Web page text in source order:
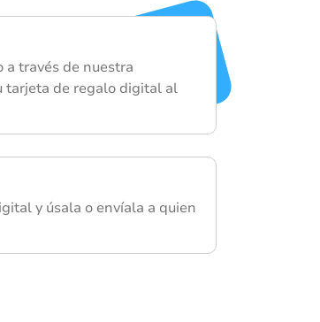
a través de nuestra
tarjeta de regalo digital al
y úsala o envíala a quien